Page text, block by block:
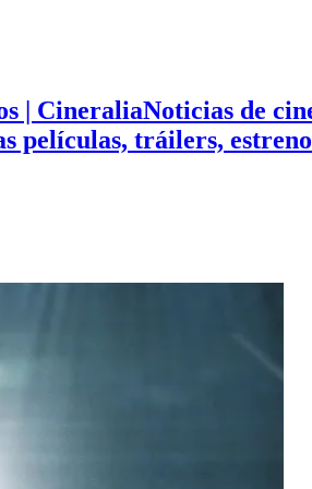
Noticias de
películas, tráilers,